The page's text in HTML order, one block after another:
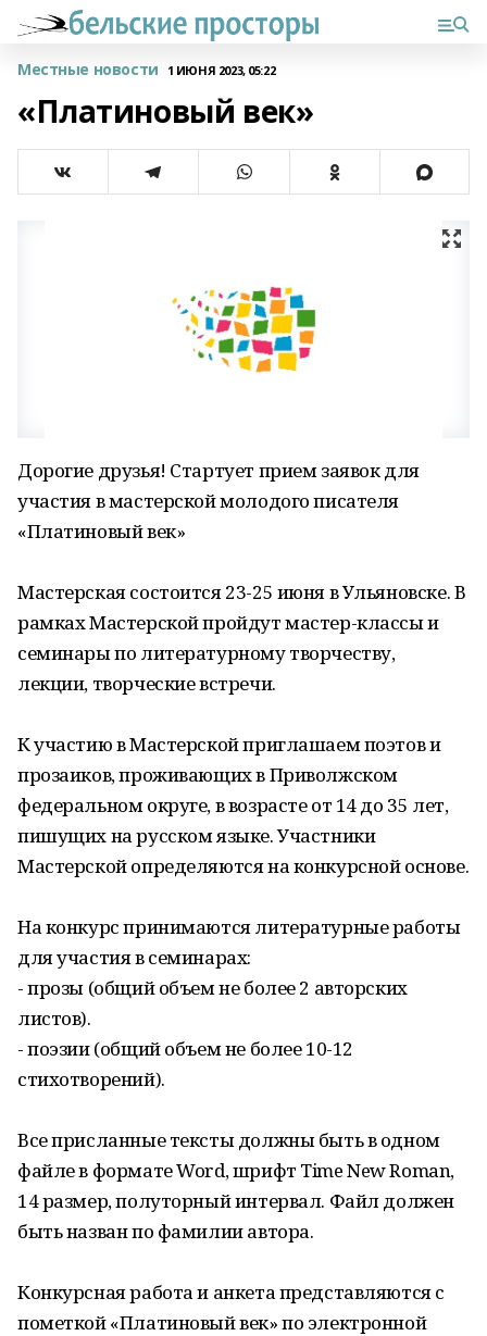
Местные новости 1 ИЮНЯ 2023, 05:22
«Платиновый век»
Дорогие друзья! Стартует прием заявок для
участия в мастерской молодого писателя
«Платиновый век»
Мастерская состоится 23-25 июня в Ульяновске. В
рамках Мастерской пройдут мастер-классы и
семинары по литературному творчеству,
лекции, творческие встречи.
К участию в Мастерской приглашаем поэтов и
прозаиков, проживающих в Приволжском
федеральном округе, в возрасте от 14 до 35 лет,
пишущих на русском языке. Участники
Мастерской определяются на конкурсной основе.
На конкурс принимаются литературные работы
для участия в семинарах:
- прозы (общий объем не более 2 авторских
листов).
- поэзии (общий объем не более 10-12
стихотворений).
Все присланные тексты должны быть в одном
файле в формате Word, шрифт Time New Roman,
14 размер, полуторный интервал. Файл должен
быть назван по фамилии автора.
Конкурсная работа и анкета представляются c
пометкой «Платиновый век» по электронной